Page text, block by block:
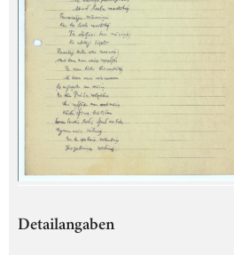
Detailangaben